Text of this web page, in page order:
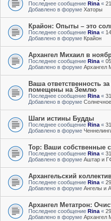
Последнее сообщение Rina «
Добавлено в форуме Хаторы
Крайон: Опыты – это
Последнее сообщение Rina «
Добавлено в форуме Крайон
Архангел Михаил в
Последнее сообщение Rina «
Добавлено в форуме Архангел
Ваша ответственность
помещены на Землю
Последнее сообщение Rina «
Добавлено в форуме
Шаги истины Будды
Последнее сообщение Rina «
Добавлено в форуме
Тор: Ваши собственные
Последнее сообщение Rina «
Добавлено в форуме Аштар и
Архангельский
Последнее сообщение Rina «
Добавлено в форуме Ангелы и
Архангел Метатрон:
Последнее сообщение Rina «
Добавлено в форуме Архангел